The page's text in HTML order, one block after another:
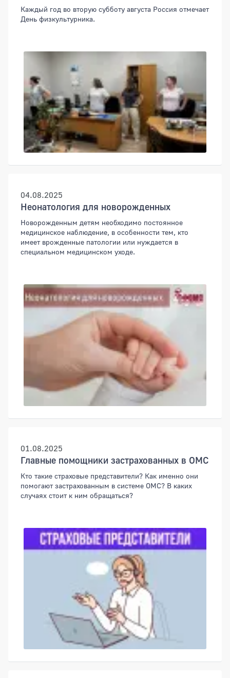
Каждый год во вторую субботу августа Россия отмечает
День физкультурника.
04.08.2025
Неонатология для новорожденных
Новорожденным детям необходимо постоянное
медицинское наблюдение, в особенности тем, кто
имеет врожденные патологии или нуждается в
специальном медицинском уходе.
01.08.2025
Главные помощники застрахованных в ОМС
Кто такие страховые представители? Как именно они
помогают застрахованным в системе ОМС? В каких
случаях стоит к ним обращаться?